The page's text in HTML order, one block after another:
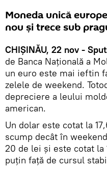
Moneda unică
nou și trece sub
CHIȘINĂU, 22 nov -
de Banca Națională a
un euro este mai ieftin
zelele de weekend.
depreciere a leului
american.
Un dolar este cotat la
scump decât în
20 de lei și este cotat la
puțin față de cursul